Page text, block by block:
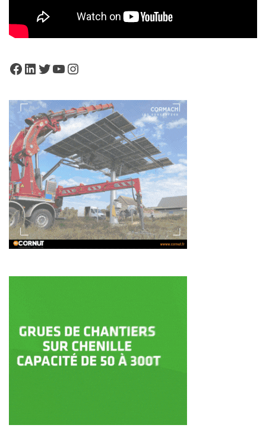
Facebook
LinkedIn
Twitter
YouTube
Instagram